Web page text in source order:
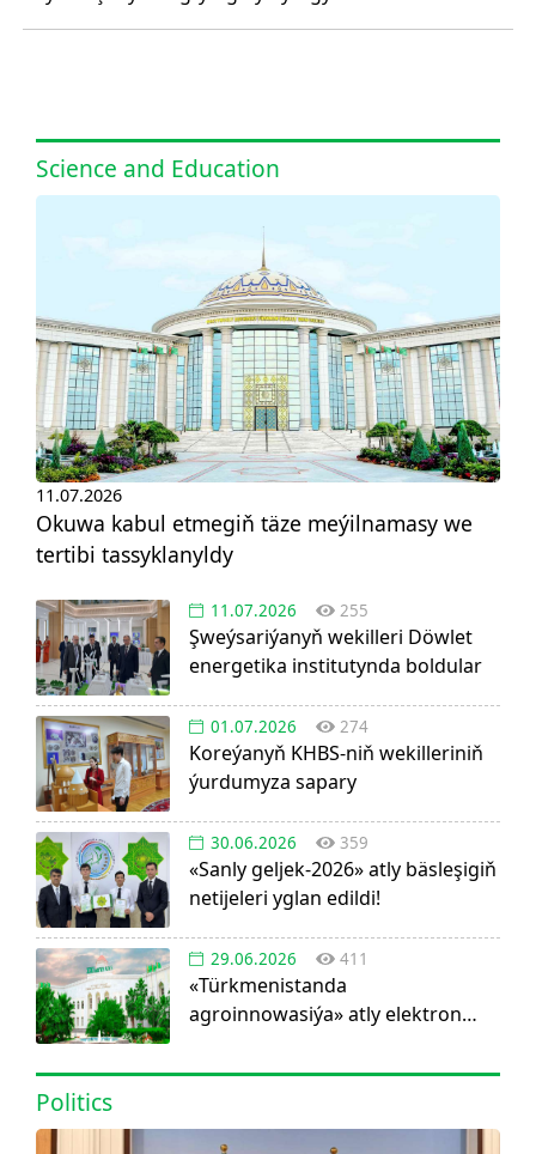
Science and Education
11.07.2026
Okuwa kabul etmegiň täze meýilnamasy we
tertibi tassyklanyldy
11.07.2026 255
Şweýsariýanyň wekilleri Döwlet
energetika institutynda boldular
01.07.2026 274
Koreýanyň KHBS-niň wekilleriniň
ýurdumyza sapary
30.06.2026 359
«Sanly geljek-2026» atly bäsleşigiň
netijeleri yglan edildi!
29.06.2026 411
«Türkmenistanda
agroinnowasiýa» atly elektron
Politics